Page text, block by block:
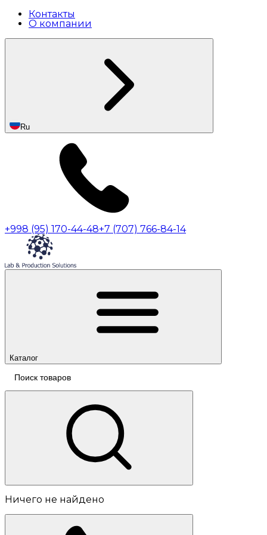
Контакты
О компании
Ru
+998 (95) 170-44-48+7 (707) 766-84-14
Каталог
Ничего не найдено